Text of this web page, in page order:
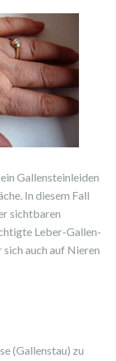
Gallensteinleiden
In diesem Fall
sichtbaren
Leber-Gallen-
auch auf Nieren
(Gallenstau) zu